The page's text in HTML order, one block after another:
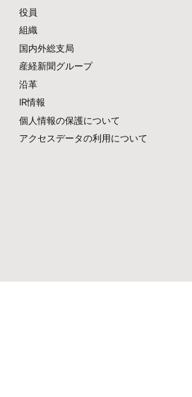
役員
組織
国内外総支局
産経新聞グループ
沿革
IR情報
個人情報の保護について
アクセスデータの利用について